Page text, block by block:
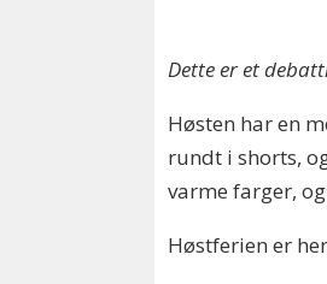
Dette er et
Høsten har en
rundt i shorts,
varme farger,
Høstferien er